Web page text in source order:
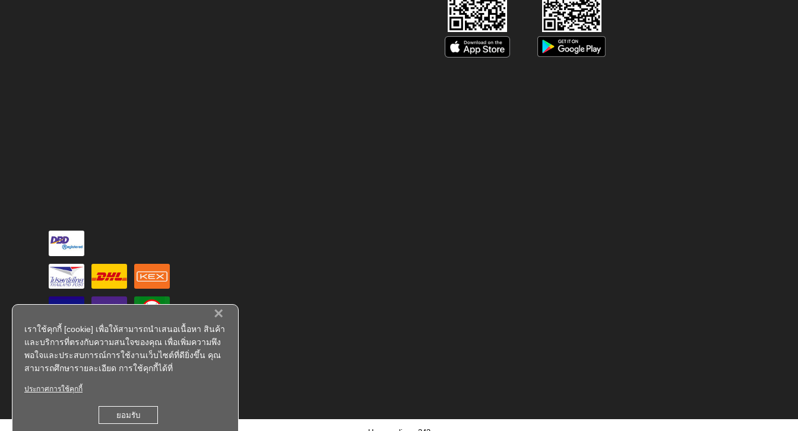
×
เราใช้คุกกี้ [cookie] เพื่อให้สามารถนำเสนอเนื้อหา สินค้า
และบริการที่ตรงกับความสนใจของคุณ เพื่อเพิ่มความพึง
พอใจและประสบการณ์การใช้งานเว็บไซต์ที่ดียิ่งขึ้น คุณ
สามารถศึกษารายละเอียด การใช้คุกกี้ได้ที่
ประกาศการใช้คุกกี้
ยอมรับ